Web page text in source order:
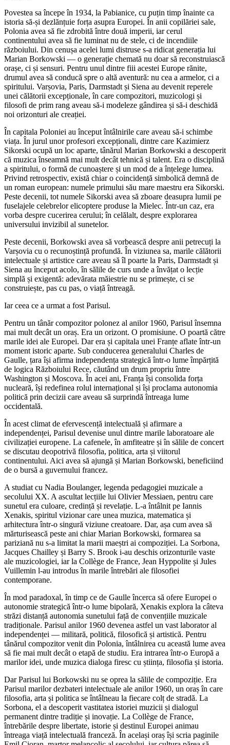
Povestea sa începe în 1934, la Pabianice, cu puțin timp înainte ca
istoria să-și dezlănțuie forța asupra Europei. În anii copilăriei sale,
Polonia avea să fie zdrobită între două imperii, iar cerul
continentului avea să fie luminat nu de stele, ci de incendiile
războiului. Din cenușa acelei lumi distruse s-a ridicat generația lui
Marian Borkowski — o generație chemată nu doar să reconstruiască
orașe, ci și sensuri. Pentru unul dintre fiii acestei Europe rănite,
drumul avea să conducă spre o altă aventură: nu cea a armelor, ci a
spiritului. Varșovia, Paris, Darmstadt și Siena au devenit reperele
unei călătorii excepționale, în care compozitori, muzicologi și
filosofi de prim rang aveau să-i modeleze gândirea și să-i deschidă
noi orizonturi ale creației.
În capitala Poloniei au început întâlnirile care aveau să-i schimbe
viața. În jurul unor profesori excepționali, dintre care Kazimierz
Sikorski ocupă un loc aparte, tânărul Marian Borkowski a descoperit
că muzica înseamnă mai mult decât tehnică și talent. Era o disciplină
a spiritului, o formă de cunoaștere și un mod de a înțelege lumea.
Privind retrospectiv, există chiar o coincidență simbolică demnă de
un roman european: numele primului său mare maestru era Sikorski.
Peste decenii, tot numele Sikorski avea să zboare deasupra lumii pe
fuselajele celebrelor elicoptere produse la Mielec. Într-un caz, era
vorba despre cucerirea cerului; în celălalt, despre explorarea
universului invizibil al sunetelor.
Peste decenii, Borkowski avea să vorbească despre anii petrecuți la
Varșovia cu o recunoștință profundă. În viziunea sa, marile călătorii
intelectuale și artistice care aveau să îl poarte la Paris, Darmstadt și
Siena au început acolo, în sălile de curs unde a învățat o lecție
simplă și exigentă: adevărata măiestrie nu se primește, ci se
construiește, pas cu pas, o viață întreagă.
Iar ceea ce a urmat a fost Parisul.
Pentru un tânăr compozitor polonez al anilor 1960, Parisul însemna
mai mult decât un oraș. Era un orizont. O promisiune. O poartă către
marile idei ale Europei. Dar era și capitala unei Franțe aflate într-un
moment istoric aparte. Sub conducerea generalului Charles de
Gaulle, țara își afirma independența strategică într-o lume împărțită
de logica Războiului Rece, căutând un drum propriu între
Washington și Moscova. În acei ani, Franța își consolida forța
nucleară, își redefinea rolul internațional și își proclama autonomia
politică prin decizii care aveau să surprindă întreaga lume
occidentală.
În acest climat de efervescență intelectuală și afirmare a
independenței, Parisul devenise unul dintre marile laboratoare ale
civilizației europene. La cafenele, în amfiteatre și în sălile de concert
se discutau deopotrivă filosofia, politica, arta și viitorul
continentului. Aici avea să ajungă și Marian Borkowski, beneficiind
de o bursă a guvernului francez.
A studiat cu Nadia Boulanger, legenda pedagogiei muzicale a
secolului XX. A ascultat lecțiile lui Olivier Messiaen, pentru care
sunetul era culoare, credință și revelație. L-a întâlnit pe Iannis
Xenakis, spiritul vizionar care unea muzica, matematica și
arhitectura într-o singură viziune creatoare. Dar, așa cum avea să
mărturisească peste ani chiar Marian Borkowski, formarea sa
pariziană nu s-a limitat la marii maeștri ai compoziției. La Sorbona,
Jacques Chailley și Barry S. Brook i-au deschis orizonturile vaste
ale muzicologiei, iar la Collège de France, Jean Hyppolite și Jules
Vuillemin l-au introdus în marile întrebări ale filosofiei
contemporane.
În mod paradoxal, în timp ce de Gaulle încerca să ofere Europei o
autonomie strategică într-o lume bipolară, Xenakis explora la câteva
străzi distanță autonomia sunetului față de convențiile muzicale
tradiționale. Parisul anilor 1960 devenea astfel un vast laborator al
independenței — militară, politică, filosofică și artistică. Pentru
tânărul compozitor venit din Polonia, întâlnirea cu această lume avea
să fie mai mult decât o etapă de studiu. Era intrarea într-o Europă a
marilor idei, unde muzica dialoga firesc cu știința, filosofia și istoria.
Dar Parisul lui Borkowski nu se oprea la sălile de compoziție. Era
Parisul marilor dezbateri intelectuale ale anilor 1960, un oraș în care
filosofia, arta și politica se întâlneau la fiecare colț de stradă. La
Sorbona, el a descoperit vastitatea istoriei muzicii și dialogul
permanent dintre tradiție și inovație. La Collège de France,
întrebările despre libertate, istorie și destinul Europei animau
întreaga viață intelectuală franceză. În același oraș își scria paginile